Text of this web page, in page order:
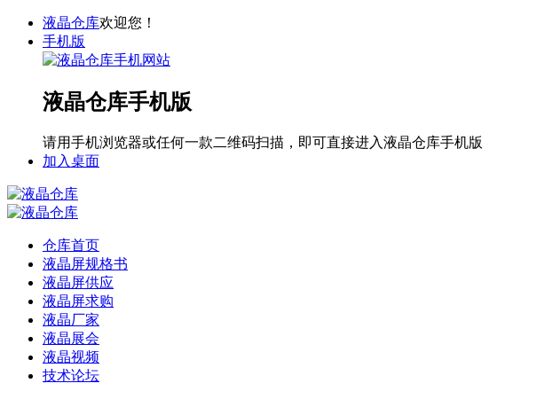
液晶仓库欢迎您！
手机版
液晶仓库手机版
请用手机浏览器或任何一款二维码扫描，即可直接进入液晶仓库手机版
加入桌面
仓库首页
液晶屏规格书
液晶屏供应
液晶屏求购
液晶厂家
液晶展会
液晶视频
技术论坛